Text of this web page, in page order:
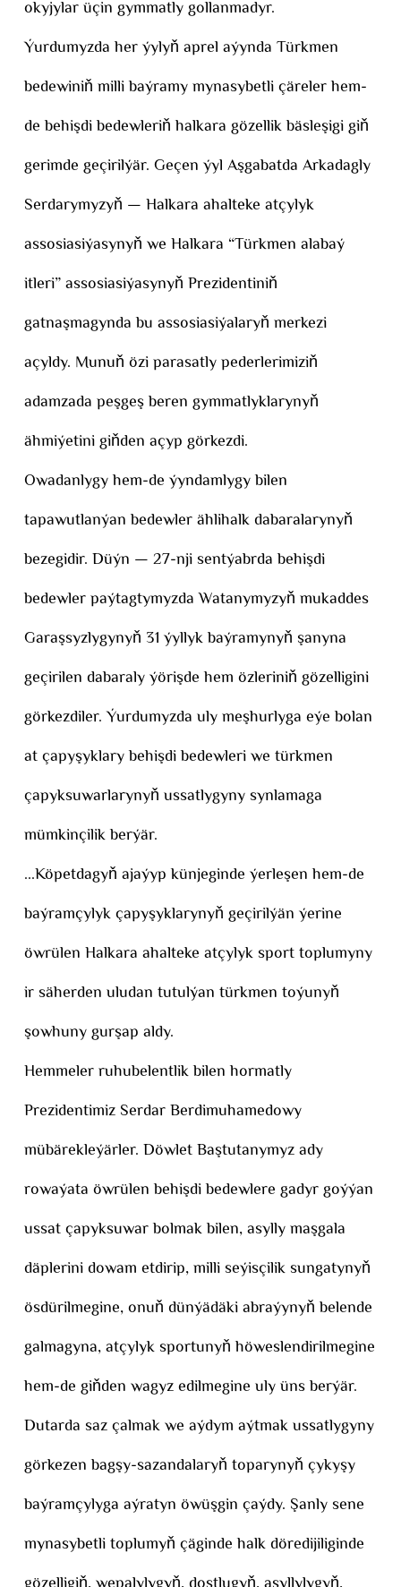
okyjylar üçin gymmatly gollanmadyr.
Ýurdumyzda her ýylyň aprel aýynda Türkmen
bedewiniň milli baýramy mynasybetli çäreler hem-
de behişdi bedewleriň halkara gözellik bäsleşigi giň
gerimde geçirilýär. Geçen ýyl Aşgabatda Arkadagly
Serdarymyzyň — Halkara ahalteke atçylyk
assosiasiýasynyň we Halkara “Türkmen alabaý
itleri” assosiasiýasynyň Prezidentiniň
gatnaşmagynda bu assosiasiýalaryň merkezi
açyldy. Munuň özi parasatly pederlerimiziň
adamzada peşgeş beren gymmatlyklarynyň
ähmiýetini giňden açyp görkezdi.
Owadanlygy hem-de ýyndamlygy bilen
tapawutlanýan bedewler ählihalk dabaralarynyň
bezegidir. Düýn — 27-nji sentýabrda behişdi
bedewler paýtagtymyzda Watanymyzyň mukaddes
Garaşsyzlygynyň 31 ýyllyk baýramynyň şanyna
geçirilen dabaraly ýörişde hem özleriniň gözelligini
görkezdiler. Ýurdumyzda uly meşhurlyga eýe bolan
at çapyşyklary behişdi bedewleri we türkmen
çapyksuwarlarynyň ussatlygyny synlamaga
mümkinçilik berýär.
...Köpetdagyň ajaýyp künjeginde ýerleşen hem-de
baýramçylyk çapyşyklarynyň geçirilýän ýerine
öwrülen Halkara ahalteke atçylyk sport toplumyny
ir säherden uludan tutulýan türkmen toýunyň
şowhuny gurşap aldy.
Hemmeler ruhubelentlik bilen hormatly
Prezidentimiz Serdar Berdimuhamedowy
mübärekleýärler. Döwlet Baştutanymyz ady
rowaýata öwrülen behişdi bedewlere gadyr goýýan
ussat çapyksuwar bolmak bilen, asylly maşgala
däplerini dowam etdirip, milli seýisçilik sungatynyň
ösdürilmegine, onuň dünýädäki abraýynyň belende
galmagyna, atçylyk sportunyň höweslendirilmegine
hem-de giňden wagyz edilmegine uly üns berýär.
Dutarda saz çalmak we aýdym aýtmak ussatlygyny
görkezen bagşy-sazandalaryň toparynyň çykyşy
baýramçylyga aýratyn öwüşgin çaýdy. Şanly sene
mynasybetli toplumyň çäginde halk döredijiliginde